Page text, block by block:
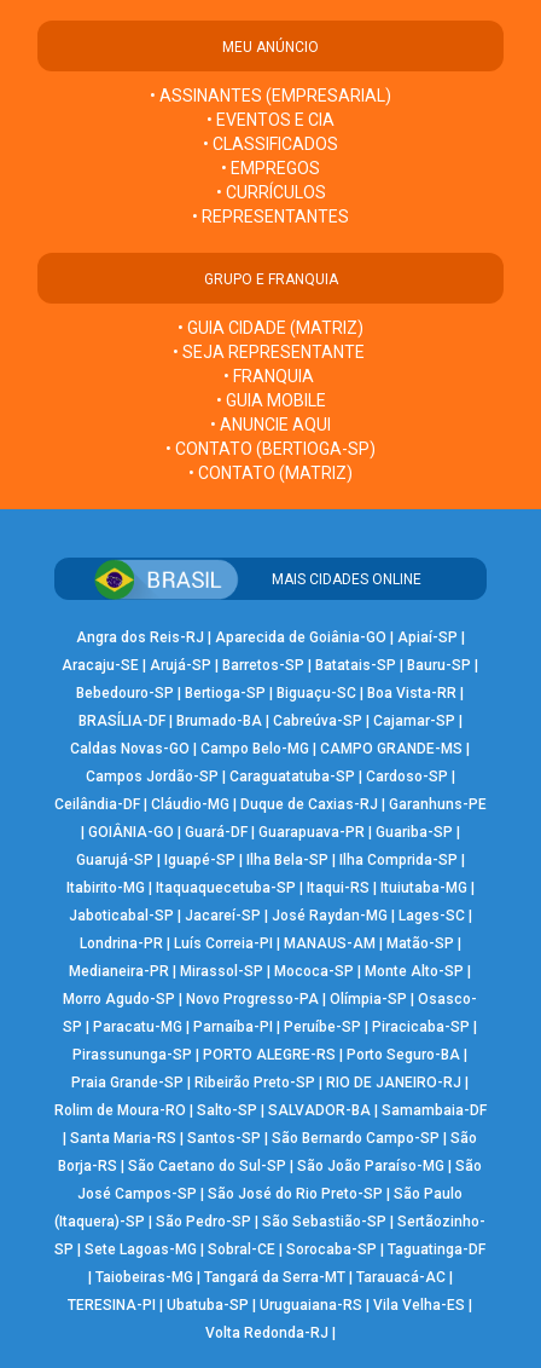
MEU ANÚNCIO
• ASSINANTES (EMPRESARIAL)
• EVENTOS E CIA
• CLASSIFICADOS
• EMPREGOS
• CURRÍCULOS
• REPRESENTANTES
GRUPO E FRANQUIA
• GUIA CIDADE (MATRIZ)
• SEJA REPRESENTANTE
• FRANQUIA
• GUIA MOBILE
• ANUNCIE AQUI
• CONTATO (BERTIOGA-SP)
• CONTATO (MATRIZ)
MAIS CIDADES ONLINE
Angra dos Reis-RJ | Aparecida de Goiânia-GO | Apiaí-SP |
Aracaju-SE | Arujá-SP |Barretos-SP |Batatais-SP |Bauru-SP |
Bebedouro-SP |Bertioga-SP |Biguaçu-SC |Boa Vista-RR |
BRASÍLIA-DF| Brumado-BA| Cabreúva-SP | Cajamar-SP |
Caldas Novas-GO |Campo Belo-MG |CAMPO GRANDE-MS |
Campos Jordão-SP | Caraguatatuba-SP | Cardoso-SP |
Ceilândia-DF| Cláudio-MG | Duque de Caxias-RJ | Garanhuns-PE
| GOIÂNIA-GO | Guará-DF| Guarapuava-PR | Guariba-SP |
Guarujá-SP | Iguapé-SP | Ilha Bela-SP | Ilha Comprida-SP |
Itabirito-MG | Itaquaquecetuba-SP | Itaqui-RS | Ituiutaba-MG |
Jaboticabal-SP | Jacareí-SP | José Raydan-MG | Lages-SC|
Londrina-PR | Luís Correia-PI | MANAUS-AM | Matão-SP |
Medianeira-PR |Mirassol-SP |Mococa-SP |Monte Alto-SP |
Morro Agudo-SP |Novo Progresso-PA |Olímpia-SP |Osasco-
SP |Paracatu-MG |Parnaíba-PI |Peruíbe-SP |Piracicaba-SP |
Pirassununga-SP |PORTO ALEGRE-RS |Porto Seguro-BA |
Praia Grande-SP |Ribeirão Preto-SP |RIO DE JANEIRO-RJ |
Rolim de Moura-RO | Salto-SP | SALVADOR-BA| Samambaia-DF
|Santa Maria-RS |Santos-SP |São Bernardo Campo-SP |São
Borja-RS |São Caetano do Sul-SP |São João Paraíso-MG |São
José Campos-SP |São José do Rio Preto-SP |São Paulo
(Itaquera)-SP |São Pedro-SP |São Sebastião-SP |Sertãozinho-
SP |Sete Lagoas-MG |Sobral-CE |Sorocaba-SP |Taguatinga-DF
| Taiobeiras-MG | Tangará da Serra-MT| Tarauacá-AC|
TERESINA-PI |Ubatuba-SP |Uruguaiana-RS |Vila Velha-ES |
Volta Redonda-RJ |